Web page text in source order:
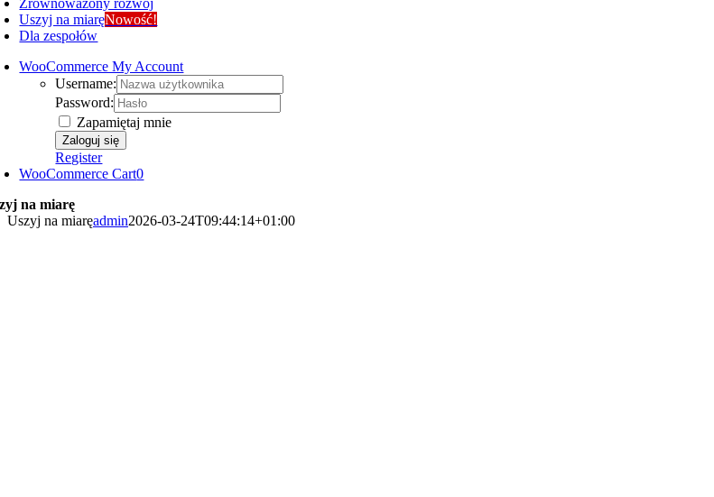
Zrównoważony rozwój
Uszyj na miaręNowość!
Dla zespołów
WooCommerce My Account
Username:
Password:
Zapamiętaj mnie
Register
WooCommerce Cart0
na miarę
Uszyj na miaręadmin2026-03-24T09:44:14+01:00